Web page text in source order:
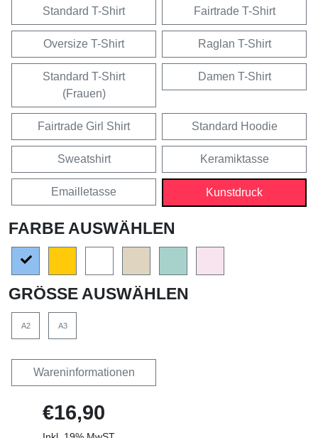
Standard T-Shirt Fairtrade T-Shirt
Oversize T-Shirt Raglan T-Shirt
Standard T-Shirt
(Frauen)
Damen T-Shirt
Fairtrade Girl Shirt Standard Hoodie
Sweatshirt Keramiktasse
Emailletasse Kunstdruck
FARBE AUSWÄHLEN
GRÖSSE AUSWÄHLEN
A2 A3
Wareninformationen
€16,90